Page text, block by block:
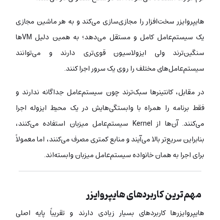
هایپروایزر سخت‌افزار را مجازی‌سازی می‌کند و به هر ماشین مجازی
یک سیستم‌عامل کامل و مستقل می‌دهد؛ به همین دلیل VMها
سنگین‌ترند ولی ایزولاسیون قوی‌تری دارند و می‌توانند
سیستم‌عامل‌های مختلف را روی یک سرور اجرا کنند.
در مقابل، کانتینرها سبک‌ترند چون سیستم‌عامل جداگانه ندارند و
فقط برنامه را همراه با وابستگی‌هایش در یک محیط ایزوله اجرا
می‌کنند. آن‌ها از Kernel سیستم‌عامل میزبان استفاده می‌کنند،
بنابراین سریع‌تر بالا می‌آیند و منابع کمتری مصرف می‌کنند، اما معمولاً
برای اجرا به همان خانواده‌ سیستم‌عامل میزبان وابسته‌اند.
مهم‌ترین کاربردهای هایپروایزر
هایپروایزرها کاربردهای بسیار زیادی دارند و تقریباً پایه اصلی